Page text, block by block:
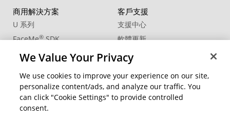
商用解決方案
U 系列
FaceMe®SDK
客戶支援
支援中心
軟體更新
教學中心
社群資源
會員專區
變更地區
We Value Your Privacy
We use cookies to improve your experience on our site,
personalize content/ads, and analyze our traffic. You
can click "Cookie Settings" to provide controlled
consent.